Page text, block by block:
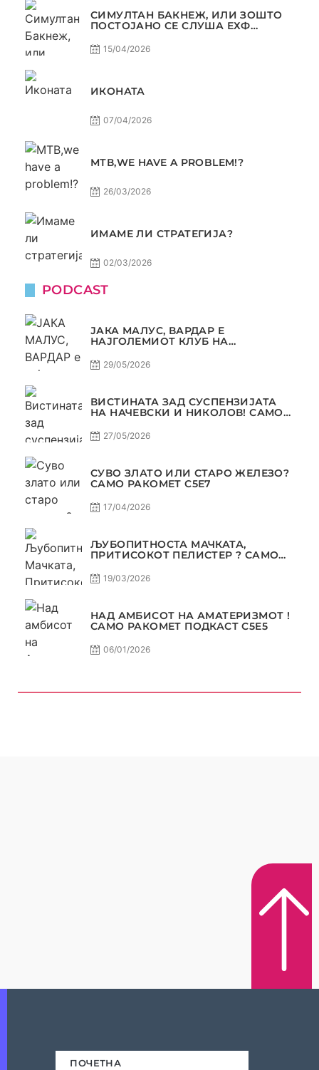
СИМУЛТАН БАКНЕЖ, ИЛИ ЗОШТО
ПОСТОЈАНО СЕ СЛУША ЕХФ
15/04/2026
ИКОНАТА
07/04/2026
МТВ,WE HAVE A PROBLEM!?
26/03/2026
ИМАМЕ ЛИ СТРАТЕГИЈА?
02/03/2026
PODCAST
ЈАКА МАЛУС, ВАРДАР Е
НАЈГОЛЕМИОТ КЛУБ НА
29/05/2026
ВИСТИНАТА ЗАД СУСПЕНЗИЈАТА
НА НАЧЕВСКИ И НИКОЛОВ! САМО
27/05/2026
СУВО ЗЛАТО ИЛИ СТАРО ЖЕЛЕЗО?
САМО РАКОМЕТ С5Е7
17/04/2026
ЉУБОПИТНОСТА МАЧКАТА,
ПРИТИСОКОТ ПЕЛИСТЕР ? САМО
19/03/2026
НАД АМБИСОТ НА АМАТЕРИЗМОТ !
САМО РАКОМЕТ ПОДКАСТ С5E5
06/01/2026
ПОЧЕТНА